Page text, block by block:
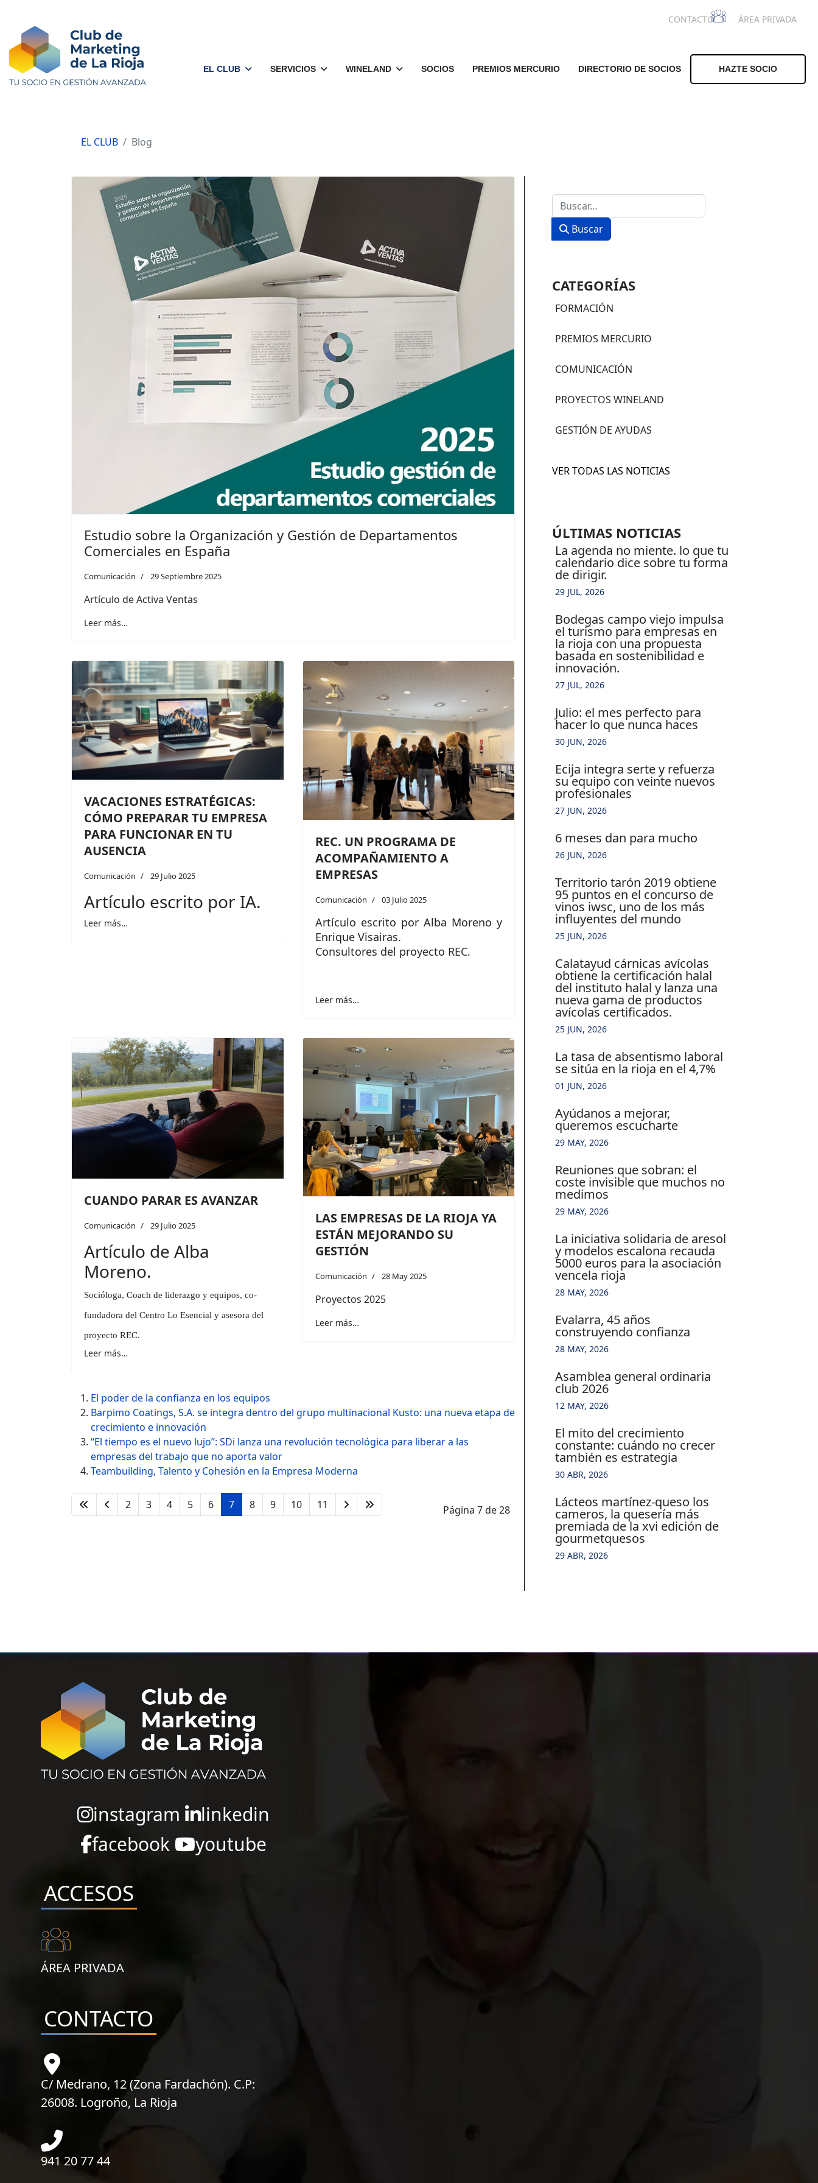
CONTACTO ÁREA PRIVADA
EL CLUB SERVICIOS WINELAND SOCIOS PREMIOS MERCURIO DIRECTORIO DE SOCIOS HAZTE SOCIO
EL CLUB Blog
Estudio sobre la Organización y Gestión de Departamentos
Comerciales en España
Comunicación 29 Septiembre 2025
Artículo de Activa Ventas
Leer más…
VACACIONES ESTRATÉGICAS:
CÓMO PREPARAR TU EMPRESA
PARA FUNCIONAR EN TU
AUSENCIA
Comunicación 29 Julio 2025
Artículo escrito por IA.
Leer más…
REC. UN PROGRAMA DE
ACOMPAÑAMIENTO A
EMPRESAS
Comunicación 03 Julio 2025
Artículo escrito por Alba Moreno y
Enrique Visairas.
Consultores del proyecto REC.
Leer más…
CUANDO PARAR ES AVANZAR
Comunicación 29 Julio 2025
Artículo de Alba
Moreno.
Socióloga, Coach de liderazgo y equipos, co-
fundadora del Centro Lo Esencial y asesora del
proyecto REC.
Leer más…
LAS EMPRESAS DE LA RIOJA YA
ESTÁN MEJORANDO SU
GESTIÓN
Comunicación 28 May 2025
Proyectos 2025
Leer más…
El poder de la confianza en los equipos
Barpimo Coatings, S.A. se integra dentro del grupo multinacional Kusto: una nueva etapa de
crecimiento e innovación
“El tiempo es el nuevo lujo”: SDi lanza una revolución tecnológica para liberar a las
empresas del trabajo que no aporta valor
Teambuilding, Talento y Cohesión en la Empresa Moderna
Página 7 de 28
2 3 4 5 6 7 8 9 10 11
Buscar
Buscar
CATEGORÍAS
FORMACIÓN
PREMIOS MERCURIO
COMUNICACIÓN
PROYECTOS WINELAND
GESTIÓN DE AYUDAS
VER TODAS LAS NOTICIAS
ÚLTIMAS NOTICIAS
la agenda no miente. lo que tu
calendario dice sobre tu forma
de dirigir.
29 JUL, 2026
bodegas campo viejo impulsa
el turismo para empresas en
la rioja con una propuesta
basada en sostenibilidad e
innovación.
27 JUL, 2026
julio: el mes perfecto para
hacer lo que nunca haces
30 JUN, 2026
ecija integra serte y refuerza
su equipo con veinte nuevos
profesionales
27 JUN, 2026
6 meses dan para mucho
26 JUN, 2026
territorio tarón 2019 obtiene
95 puntos en el concurso de
vinos iwsc, uno de los más
influyentes del mundo
25 JUN, 2026
calatayud cárnicas avícolas
obtiene la certificación halal
del instituto halal y lanza una
nueva gama de productos
avícolas certificados.
25 JUN, 2026
la tasa de absentismo laboral
se sitúa en la rioja en el 4,7%
01 JUN, 2026
ayúdanos a mejorar,
queremos escucharte
29 MAY, 2026
reuniones que sobran: el
coste invisible que muchos no
medimos
29 MAY, 2026
la iniciativa solidaria de aresol
y modelos escalona recauda
5000 euros para la asociación
vencela rioja
28 MAY, 2026
evalarra, 45 años
construyendo confianza
28 MAY, 2026
asamblea general ordinaria
club 2026
12 MAY, 2026
el mito del crecimiento
constante: cuándo no crecer
también es estrategia
30 ABR, 2026
lácteos martínez-queso los
cameros, la quesería más
premiada de la xvi edición de
gourmetquesos
29 ABR, 2026
instagram
linkedin
facebook
youtube
ACCESOS
ÁREA PRIVADA
CONTACTO
C/ Medrano, 12 (Zona Fardachón). C.P:
26008. Logroño, La Rioja
941 20 77 44